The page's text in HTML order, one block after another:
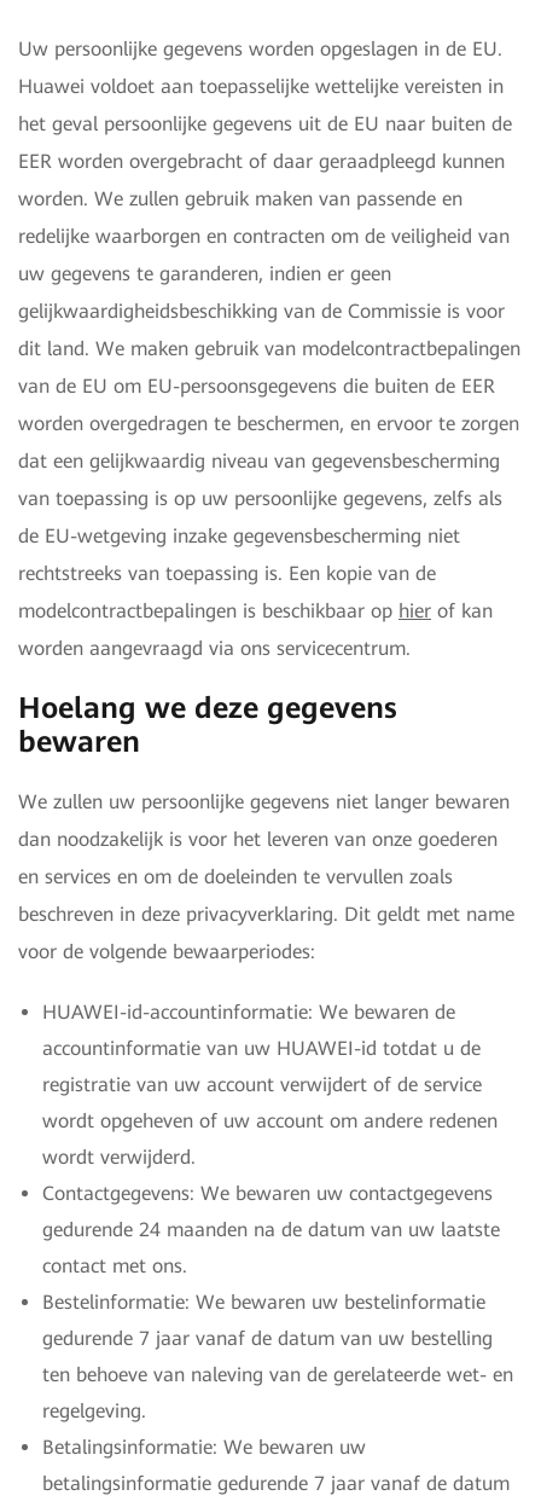
Uw persoonlijke gegevens worden opgeslagen in de EU.
Huawei voldoet aan toepasselijke wettelijke vereisten in
het geval persoonlijke gegevens uit de EU naar buiten de
EER worden overgebracht of daar geraadpleegd kunnen
worden. We zullen gebruik maken van passende en
redelijke waarborgen en contracten om de veiligheid van
uw gegevens te garanderen, indien er geen
gelijkwaardigheidsbeschikking van de Commissie is voor
dit land. We maken gebruik van modelcontractbepalingen
van de EU om EU-persoonsgegevens die buiten de EER
worden overgedragen te beschermen, en ervoor te zorgen
dat een gelijkwaardig niveau van gegevensbescherming
van toepassing is op uw persoonlijke gegevens, zelfs als
de EU-wetgeving inzake gegevensbescherming niet
rechtstreeks van toepassing is. Een kopie van de
modelcontractbepalingen is beschikbaar op hier of kan
worden aangevraagd via ons servicecentrum.
Hoelang we deze gegevens
bewaren
We zullen uw persoonlijke gegevens niet langer bewaren
dan noodzakelijk is voor het leveren van onze goederen
en services en om de doeleinden te vervullen zoals
beschreven in deze privacyverklaring. Dit geldt met name
voor de volgende bewaarperiodes:
HUAWEI-id-accountinformatie: We bewaren de
accountinformatie van uw HUAWEI-id totdat u de
registratie van uw account verwijdert of de service
wordt opgeheven of uw account om andere redenen
wordt verwijderd.
Contactgegevens: We bewaren uw contactgegevens
gedurende 24 maanden na de datum van uw laatste
contact met ons.
Bestelinformatie: We bewaren uw bestelinformatie
gedurende 7 jaar vanaf de datum van uw bestelling
ten behoeve van naleving van de gerelateerde wet- en
regelgeving.
Betalingsinformatie: We bewaren uw
betalingsinformatie gedurende 7 jaar vanaf de datum